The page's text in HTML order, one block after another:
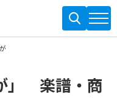
」 楽譜・商